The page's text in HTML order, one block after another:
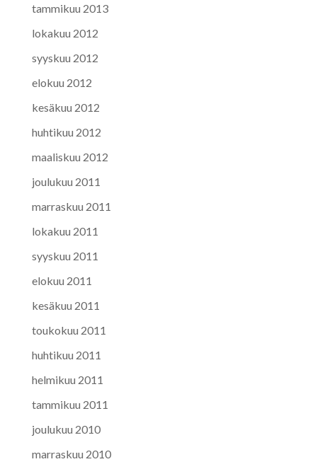
tammikuu 2013
lokakuu 2012
syyskuu 2012
elokuu 2012
kesäkuu 2012
huhtikuu 2012
maaliskuu 2012
joulukuu 2011
marraskuu 2011
lokakuu 2011
syyskuu 2011
elokuu 2011
kesäkuu 2011
toukokuu 2011
huhtikuu 2011
helmikuu 2011
tammikuu 2011
joulukuu 2010
marraskuu 2010